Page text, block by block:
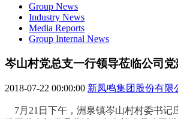
Group News
Industry News
Media Reports
Group Internal News
岑山村党总支一行领导莅临公司
2018-07-22 00:00:00 新凤鸣集团股份有限
7月21日下午，洲泉镇岑山村村委书记